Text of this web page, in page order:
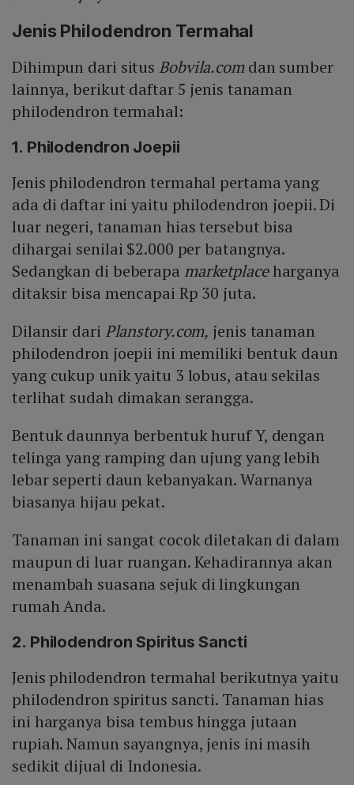
Jenis Philodendron Termahal
Dihimpun dari situs Bobvila.comdan sumber
lainnya, berikut daftar 5 jenis tanaman
philodendron termahal:
1. Philodendron Joepii
Jenis philodendron termahal pertama yang
ada di daftar ini yaitu philodendron joepii. Di
luar negeri, tanaman hias tersebut bisa
dihargai senilai $2.000 per batangnya.
Sedangkan di beberapa marketplaceharganya
ditaksir bisa mencapai Rp 30 juta.
Dilansir dari Planstory.com, jenis tanaman
philodendron joepii ini memiliki bentuk daun
yang cukup unik yaitu 3 lobus, atau sekilas
terlihat sudah dimakan serangga.
Bentuk daunnya berbentuk huruf Y, dengan
telinga yang ramping dan ujung yang lebih
lebar seperti daun kebanyakan. Warnanya
biasanya hijau pekat.
Tanaman ini sangat cocok diletakan di dalam
maupun di luar ruangan. Kehadirannya akan
menambah suasana sejuk di lingkungan
rumah Anda.
2. Philodendron Spiritus Sancti
Jenis philodendron termahal berikutnya yaitu
philodendron spiritus sancti. Tanaman hias
ini harganya bisa tembus hingga jutaan
rupiah. Namun sayangnya, jenis ini masih
sedikit dijual di Indonesia.